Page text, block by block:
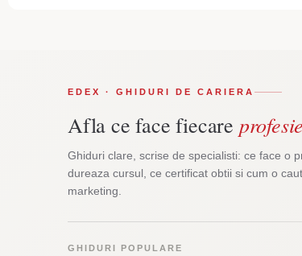
EDEX · GHIDURI DE CARIERA
Afla ce face fiecare profesie
Ghiduri clare, scrise de specialisti: ce face o
dureaza cursul, ce certificat obtii si cum o
marketing.
GHIDURI POPULARE